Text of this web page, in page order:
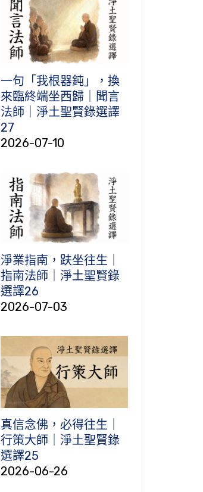
一句「我根器鈍」，換
來臨終端坐西歸｜聞言
法師｜淨土聖賢錄選譯
27
2026-07-10
淨業指南，趺坐往生｜
指南法師｜淨土聖賢錄
選譯26
2026-07-03
真信念佛，必得往生｜
行策大師｜淨土聖賢錄
選譯25
2026-06-26